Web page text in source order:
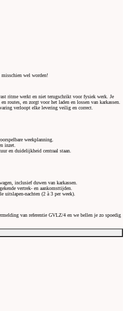
misschien wel worden!
ritme werkt en niet terugschrikt voor fysiek werk. Je
routes, en zorgt voor het laden en lossen van karkassen.
verloopt elke levering veilig en correct.
weekplanning.
inzet.
en duidelijkheid centraal staan.
inclusief duwen van karkassen.
vertrek- en aankomsttijden.
uitslapen-nachten (2 à 3 per week).
van referentie GVLZ/4 en we bellen je zo spoedig